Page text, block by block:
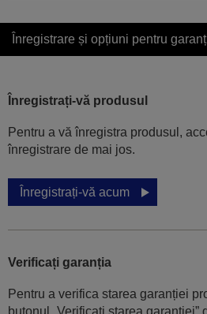
Înregistrare și opțiuni pentru
Înregistrați-vă produsul
Pentru a vă înregistra produsul,
înregistrare de mai jos.
Înregistrați-vă acum
Verificați garanția
Pentru a verifica starea garanției